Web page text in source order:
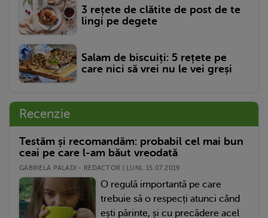
3 rețete de clătite de post de te
lingi pe degete
Salam de biscuiți: 5 rețete pe
care nici să vrei nu le vei greși
Recenzie
Testăm și recomandăm: probabil cel mai bun
ceai pe care l-am băut vreodată
GABRIELA PALADI - REDACTOR | LUNI, 15.07.2019
O regulă importantă pe care
trebuie să o respecți atunci când
ești părinte, și cu precădere acel